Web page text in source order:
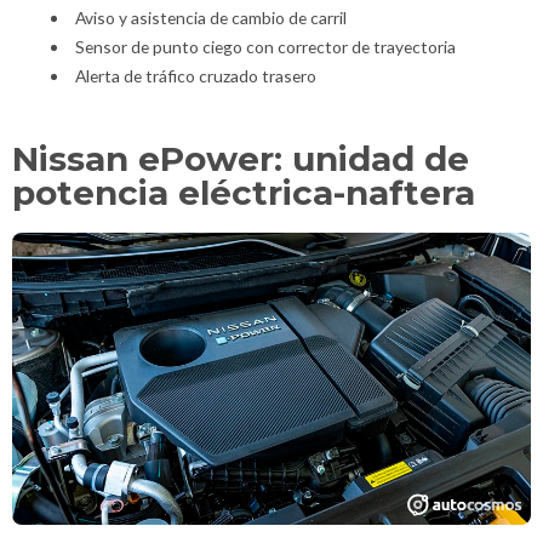
Aviso y asistencia de cambio de carril
Sensor de punto ciego con corrector de trayectoria
Alerta de tráfico cruzado trasero
Nissan ePower: unidad de
potencia eléctrica-naftera